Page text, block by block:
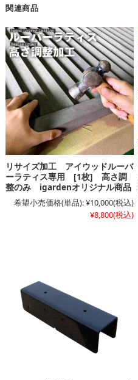
関連商品
リサイズ加工 アイウッドルーバ
ーラティス専用 [1枚] 高さ調
整のみ igardenオリジナル商品
希望小売価格(単品):¥10,000(税込)
¥8,800(税込)